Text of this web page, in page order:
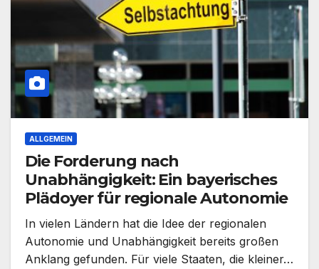
ALLGEMEIN
Die Forderung nach
Unabhängigkeit: Ein bayerisches
Plädoyer für regionale Autonomie
In vielen Ländern hat die Idee der regionalen
Autonomie und Unabhängigkeit bereits großen
Anklang gefunden. Für viele Staaten, die kleiner…